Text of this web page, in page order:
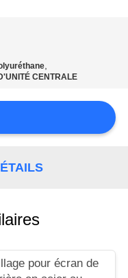
,
CENTRALE
pour écran de